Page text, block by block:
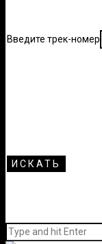
Введите трек-номер